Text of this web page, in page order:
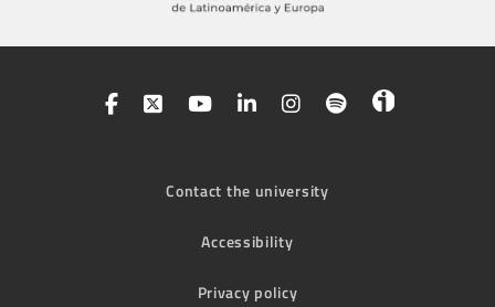
Contact the university
Accessibility
Privacy policy